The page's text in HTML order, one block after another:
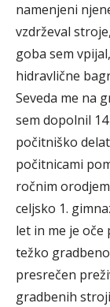
namenjeni
vzdrževal
goba sem
hidravlične
Seveda me na
sem dopolnil
počitniško
počitnicami
ročnim
celjsko 1.
let in me je oče
težko
presrečen
gradbenih